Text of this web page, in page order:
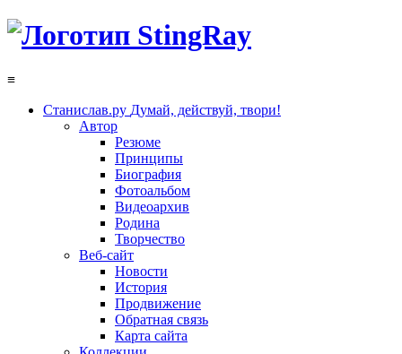
≡
Станислав.ру Думай, действуй, твори!
Автор
Резюме
Принципы
Биография
Фотоальбом
Видеоархив
Родина
Творчество
Веб-сайт
Новости
История
Продвижение
Обратная связь
Карта сайта